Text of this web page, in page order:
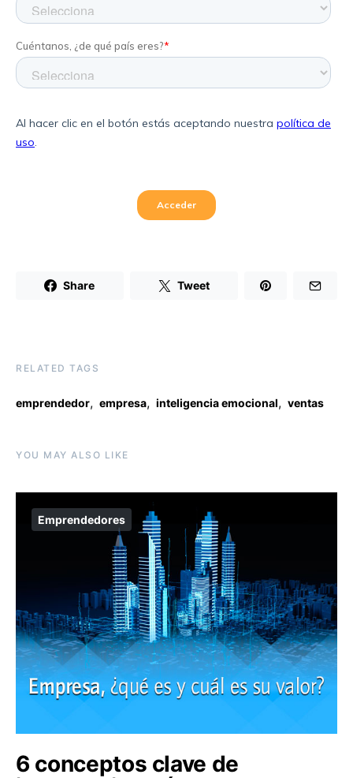
Share Tweet
RELATED TAGS
emprendedor, empresa, inteligencia emocional, ventas
YOU MAY ALSO LIKE
Emprendedores
6 conceptos clave de